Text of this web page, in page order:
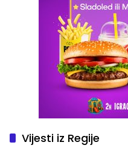
Vijesti iz Regije